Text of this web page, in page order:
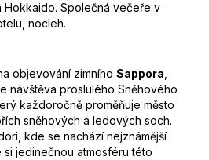
Hokkaido. Společná večeře v
nocleh.
objevování zimního Sappora
návštěva proslulého Sněhového
každoročně proměňuje město
sněhových a ledových soch.
kde se nachází nejznámější
si jedinečnou atmosféru této